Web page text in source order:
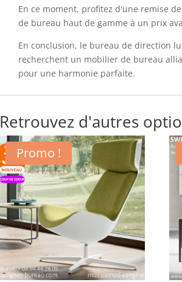
En ce moment, profitez d'une remise
de bureau haut de gamme à un prix
En conclusion, le bureau de direction
recherchent un mobilier de bureau
pour une harmonie parfaite.
Retrouvez d'autres
Promo !